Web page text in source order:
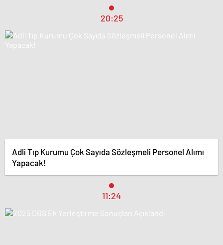
20:25
Adli Tıp Kurumu Çok Sayıda Sözleşmeli Personel Alımı
Yapacak!
11:24